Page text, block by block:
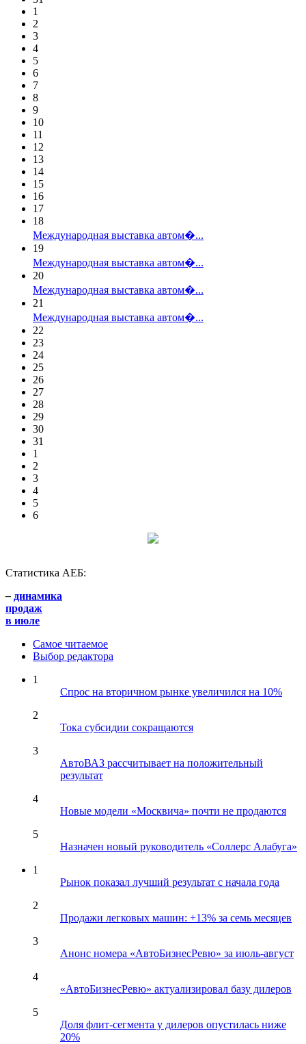
1
2
3
4
5
6
7
8
9
10
11
12
13
14
15
16
17
18
Международная выставка автом�...
19
Международная выставка автом�...
20
Международная выставка автом�...
21
Международная выставка автом�...
22
23
24
25
26
27
28
29
30
31
1
2
3
4
5
6
Статистика АЕБ:
– динамика
продаж
в июле
Самое читаемое
Выбор редактора
1
Спрос на вторичном рынке увеличился на 10%
2
Тока субсидии сокращаются
3
АвтоВАЗ рассчитывает на положительный
результат
4
Новые модели «Москвича» почти не продаются
5
Назначен новый руководитель «Соллерс Алабуга»
1
Рынок показал лучший результат с начала года
2
Продажи легковых машин: +13% за семь месяцев
3
Анонс номера «АвтоБизнесРевю» за июль-август
4
«АвтоБизнесРевю» актуализировал базу дилеров
5
Доля флит-сегмента у дилеров опустилась ниже
20%